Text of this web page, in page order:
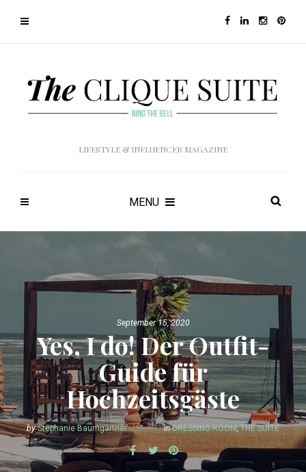
LIFESTYLE & INFLUENCER MAGAZINE
MENU
September 15, 2020
Yes, I do! Der Outfit-
Guide für
Hochzeitsgäste
byStephanie Baumgärtner inDRESSING ROOM,THE SUITE